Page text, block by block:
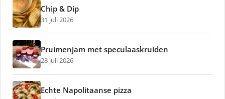
Chip & Dip
31 juli 2026
Pruimenjam met speculaaskruiden
28 juli 2026
Echte Napolitaanse pizza